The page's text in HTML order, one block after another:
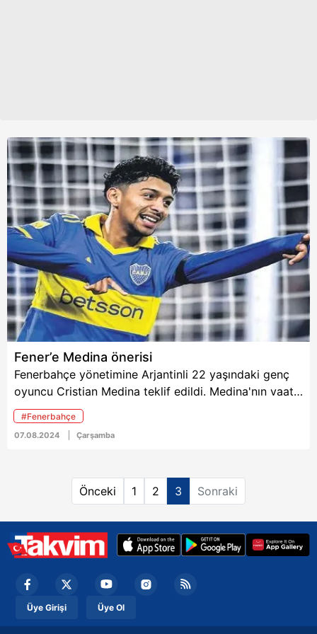
Fener’e Medina önerisi
Fenerbahçe yönetimine Arjantinli 22 yaşındaki genç
oyuncu Cristian Medina teklif edildi. Medina'nın vaat
eden bir oyuncu olduğu konuşuluyor.
#Fenerbahçe
07.08.2024 Çarşamba
Önceki 1 2 3 Sonraki
Üye Girişi Üye Ol